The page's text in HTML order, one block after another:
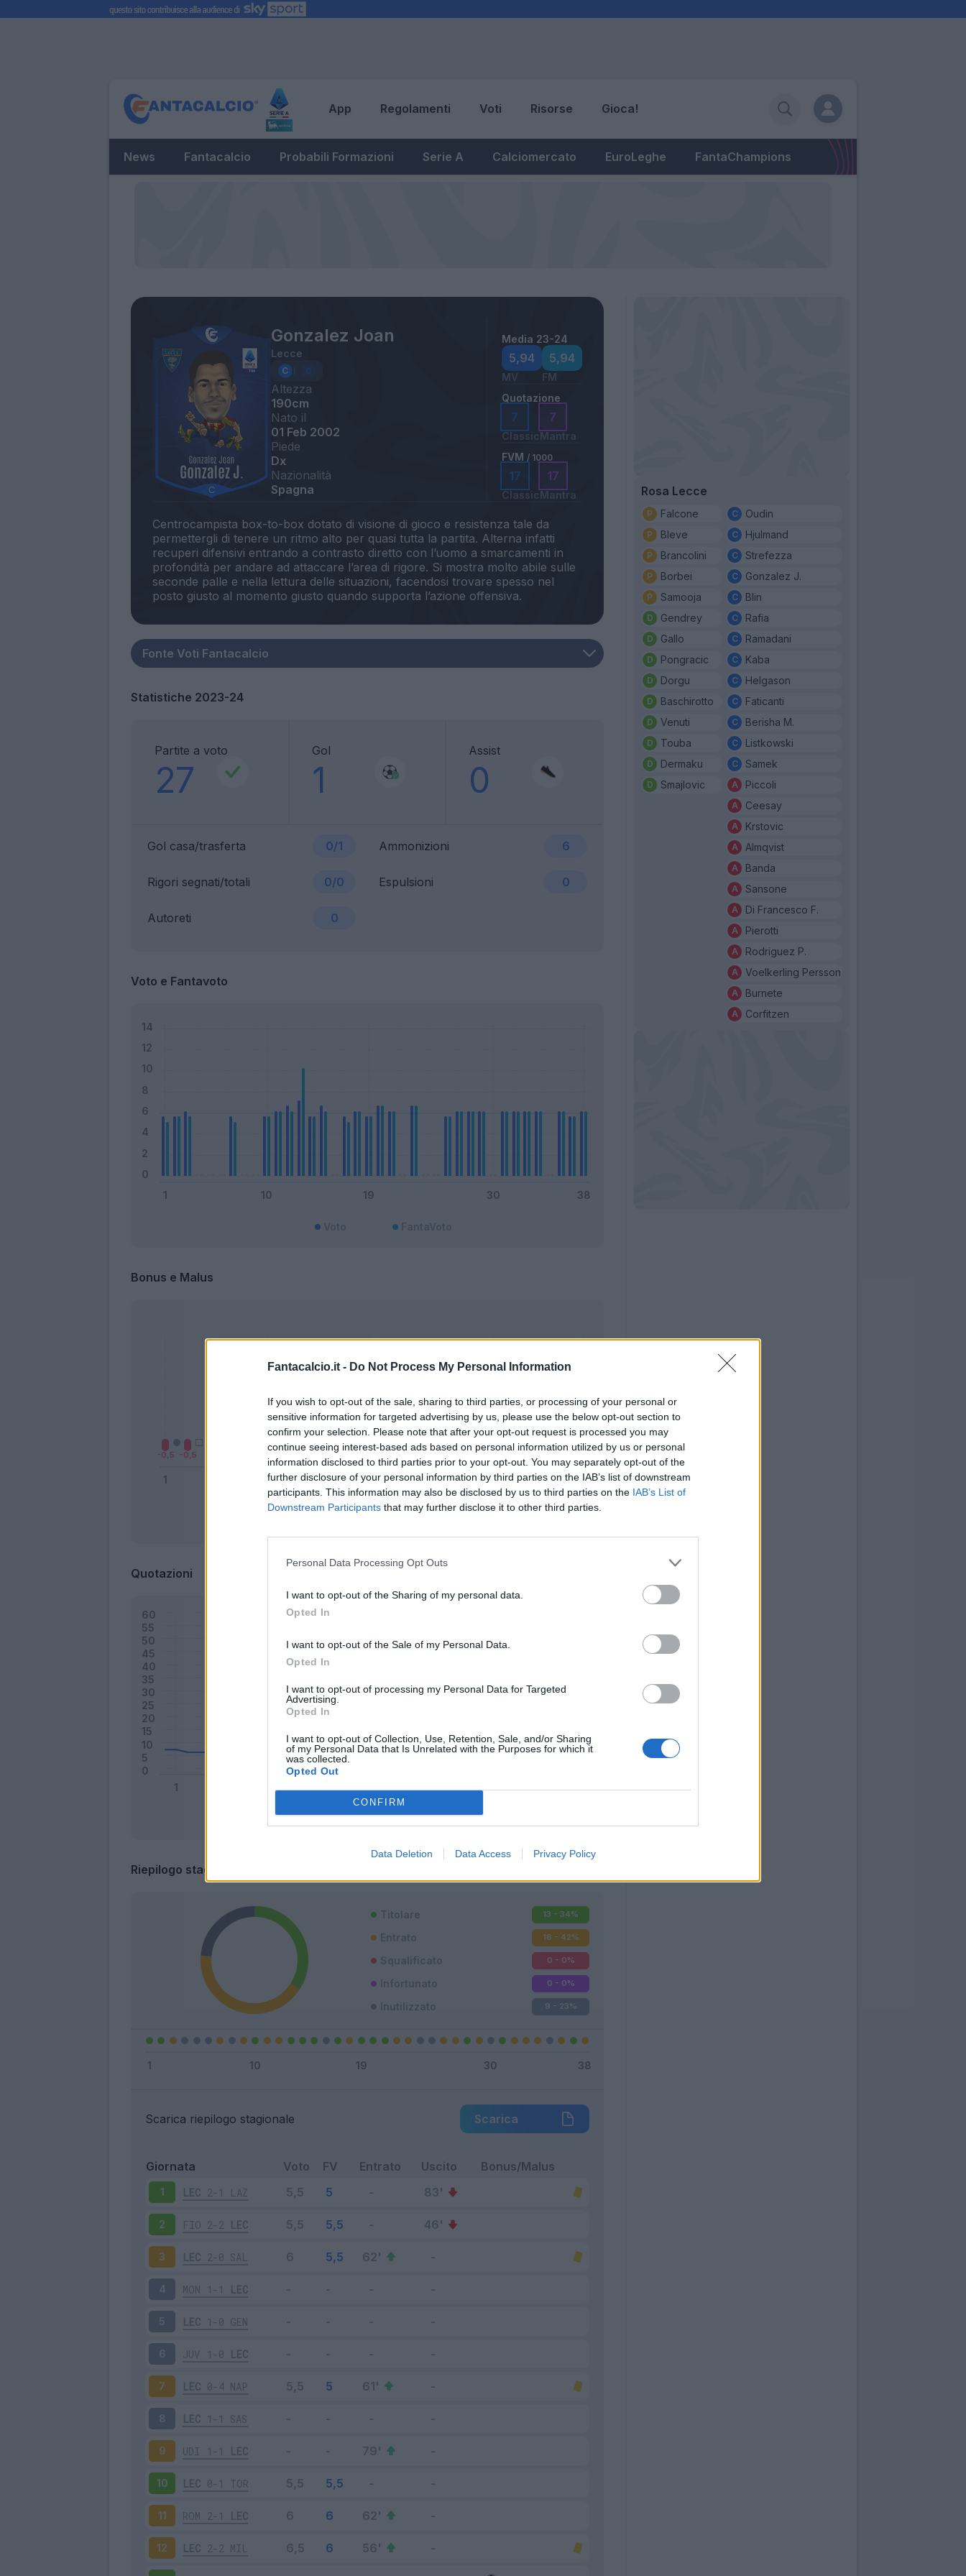
Fantacalcio.it - Do Not Process My Personal Information
If you wish to opt-out of the sale, sharing to third parties, or processing of your personal or
sensitive information for targeted advertising by us, please use the below opt-out section to
confirm your selection. Please note that after your opt-out request is processed you may
continue seeing interest-based ads based on personal information utilized by us or personal
information disclosed to third parties prior to your opt-out. You may separately opt-out of the
further disclosure of your personal information by third parties on the IAB’s list of downstream
participants. This information may also be disclosed by us to third parties on the IAB’s List of
Downstream Participants that may further disclose it to other third parties.
Personal Data Processing Opt Outs
I want to opt-out of the Sharing of my personal data.
Opted In
I want to opt-out of the Sale of my Personal Data.
Opted In
I want to opt-out of processing my Personal Data for Targeted
Advertising.
Opted In
I want to opt-out of Collection, Use, Retention, Sale, and/or Sharing
of my Personal Data that Is Unrelated with the Purposes for which it
was collected.
Opted Out
CONFIRM
Data Deletion Data Access Privacy Policy
App Regolamenti Voti Risorse Gioca!
News Fantacalcio Probabili Formazioni Serie A Calciomercato EuroLeghe FantaChampions
Gonzalez Joan
Lecce
Altezza
190cm
Nato il
01 Feb 2002
Piede
Dx
Nazionalità
Spagna
Media 23-24
5,94
MV
5,94
FM
Quotazione
7
Classic
7
Mantra
FVM / 1000
17
Classic
17
Mantra
Centrocampista box-to-box dotato di visione di gioco e resistenza tale da
permettergli di tenere un ritmo alto per quasi tutta la partita. Alterna infatti
recuperi difensivi entrando a contrasto diretto con l’uomo a smarcamenti in
profondità per andare ad attaccare l’area di rigore. Si mostra molto abile sulle
seconde palle e nella lettura delle situazioni, facendosi trovare spesso nel
Statistiche 2023-24
Partite a voto
27
Gol
1
Assist
0
Gol casa/trasferta 0/1 Ammonizioni 6
Rigori segnati/totali 0/0 Espulsioni 0
Autoreti 0
Voto e Fantavoto
Bonus e Malus
Quotazioni
Classic Mantra
Riepilogo stagione
Titolare 13 - 34%
Entrato 16 - 42%
Squalificato 0 - 0%
Infortunato 0 - 0%
Inutilizzato 9 - 23%
Scarica riepilogo stagionale Scarica
Giornata Voto FV Entrato Uscito Bonus/Malus
1 LEC 2-1 LAZ
2 FIO 2-2 LEC
3 LEC 2-0 SAL
4 MON 1-1 LEC
5 LEC 1-0 GEN
6 JUV 1-0 LEC
7 LEC 0-4 NAP
8 LEC 1-1 SAS
9 UDI 1-1 LEC
10 LEC 0-1 TOR
11 ROM 2-1 LEC
12 LEC 2-2 MIL
Rosa Lecce
Falcone
Bleve
Brancolini
Borbei
Samooja
Gendrey
Gallo
Pongracic
Dorgu
Baschirotto
Venuti
Touba
Dermaku
Smajlovic
Oudin
Hjulmand
Strefezza
Gonzalez J.
Blin
Rafia
Ramadani
Kaba
Helgason
Faticanti
Berisha M.
Listkowski
Samek
Piccoli
Ceesay
Krstovic
Almqvist
Banda
Sansone
Di Francesco F.
Pierotti
Rodriguez P.
Voelkerling Persson
Burnete
Corfitzen